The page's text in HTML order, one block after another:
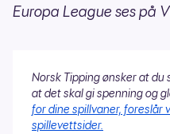
Europa League ses på
Norsk Tipping ønsker at
at det skal gi spenning og
for dine spillvaner, foreslår
spillevettsider.